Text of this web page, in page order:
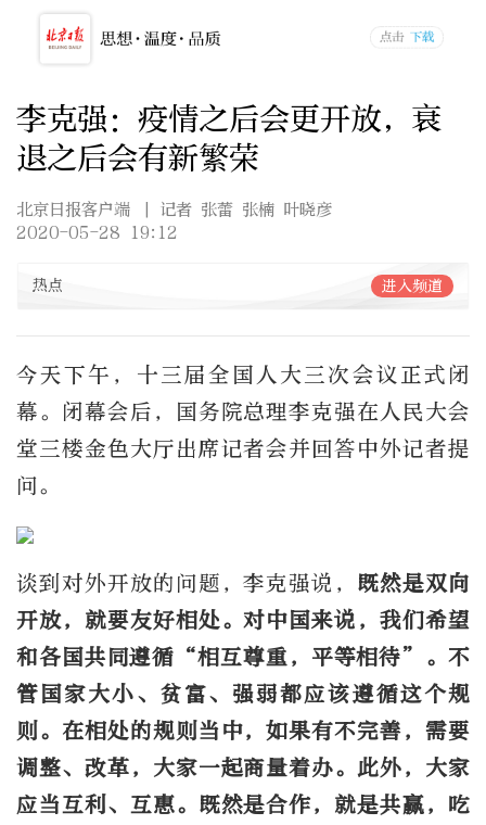
李克强：疫情之后会更开放，衰
退之后会有新繁荣
北京日报客户端
| 记者 张蕾 张楠 叶晓彦
2020-05-28 19:12
热点 进入频道
今天下午，十三届全国人大三次会议正式闭
幕。闭幕会后，国务院总理李克强在人民大会
堂三楼金色大厅出席记者会并回答中外记者提
问。
谈到对外开放的问题，李克强说， 既然是双向
开放，就要友好相处。对中国来说，我们希望
和各国共同遵循“相互尊重，平等相待”。不
管国家大小、贫富、强弱都应该遵循这个规
则。在相处的规则当中，如果有不完善，需要
调整、改革，大家一起商量着办。此外，大家
应当互利、互惠。既然是合作，就是共赢，吃